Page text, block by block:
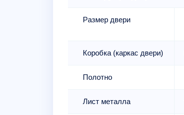
Размер двери
Коробка (каркас двери)
Полотно
Лист металла